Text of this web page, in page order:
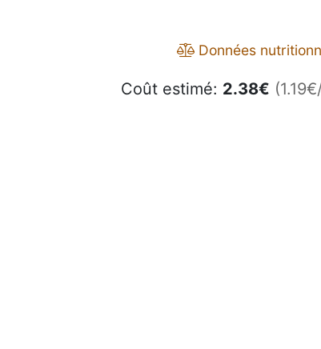
Données
Coût estimé: 2.38€